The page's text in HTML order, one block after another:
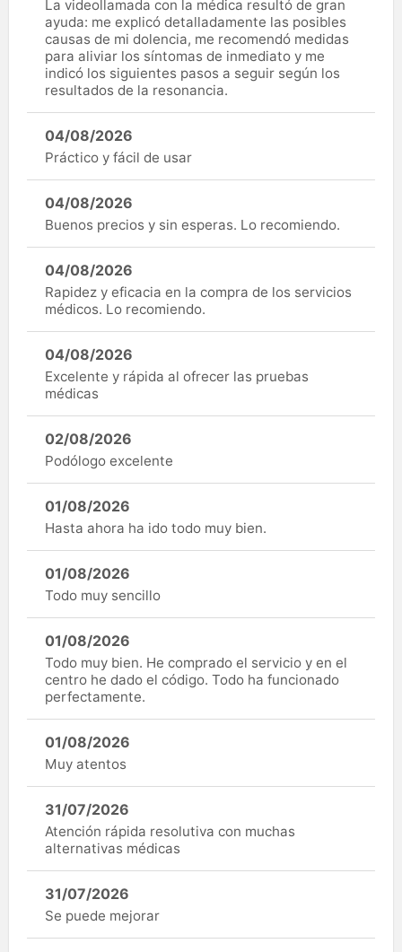
La videollamada con la médica resultó de gran
ayuda: me explicó detalladamente las posibles
causas de mi dolencia, me recomendó medidas
para aliviar los síntomas de inmediato y me
indicó los siguientes pasos a seguir según los
resultados de la resonancia.
04/08/2026
Práctico y fácil de usar
04/08/2026
Buenos precios y sin esperas. Lo recomiendo.
04/08/2026
Rapidez y eficacia en la compra de los servicios
médicos. Lo recomiendo.
04/08/2026
Excelente y rápida al ofrecer las pruebas
médicas
02/08/2026
Podólogo excelente
01/08/2026
Hasta ahora ha ido todo muy bien.
01/08/2026
Todo muy sencillo
01/08/2026
Todo muy bien. He comprado el servicio y en el
centro he dado el código. Todo ha funcionado
perfectamente.
01/08/2026
Muy atentos
31/07/2026
Atención rápida resolutiva con muchas
alternativas médicas
31/07/2026
Se puede mejorar